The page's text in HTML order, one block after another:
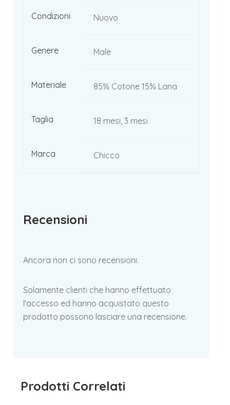
Condizioni Nuovo
Genere Male
Materiale 85% Cotone 15% Lana
Taglia 18 mesi, 3 mesi
Marca Chicco
Recensioni
Ancora non ci sono recensioni.
Solamente clienti che hanno effettuato
l'accesso ed hanno acquistato questo
prodotto possono lasciare una recensione.
Prodotti Correlati